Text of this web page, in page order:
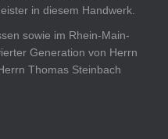
in diesem Handwerk.
sowie im Rhein-Main-
Generation von Herrn
Thomas Steinbach